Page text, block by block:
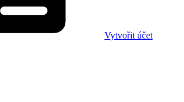
Vytvořit účet